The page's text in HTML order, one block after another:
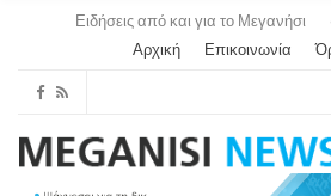
Ειδήσεις από και για το Μεγανήσι
Αρχική
Επικοινωνία